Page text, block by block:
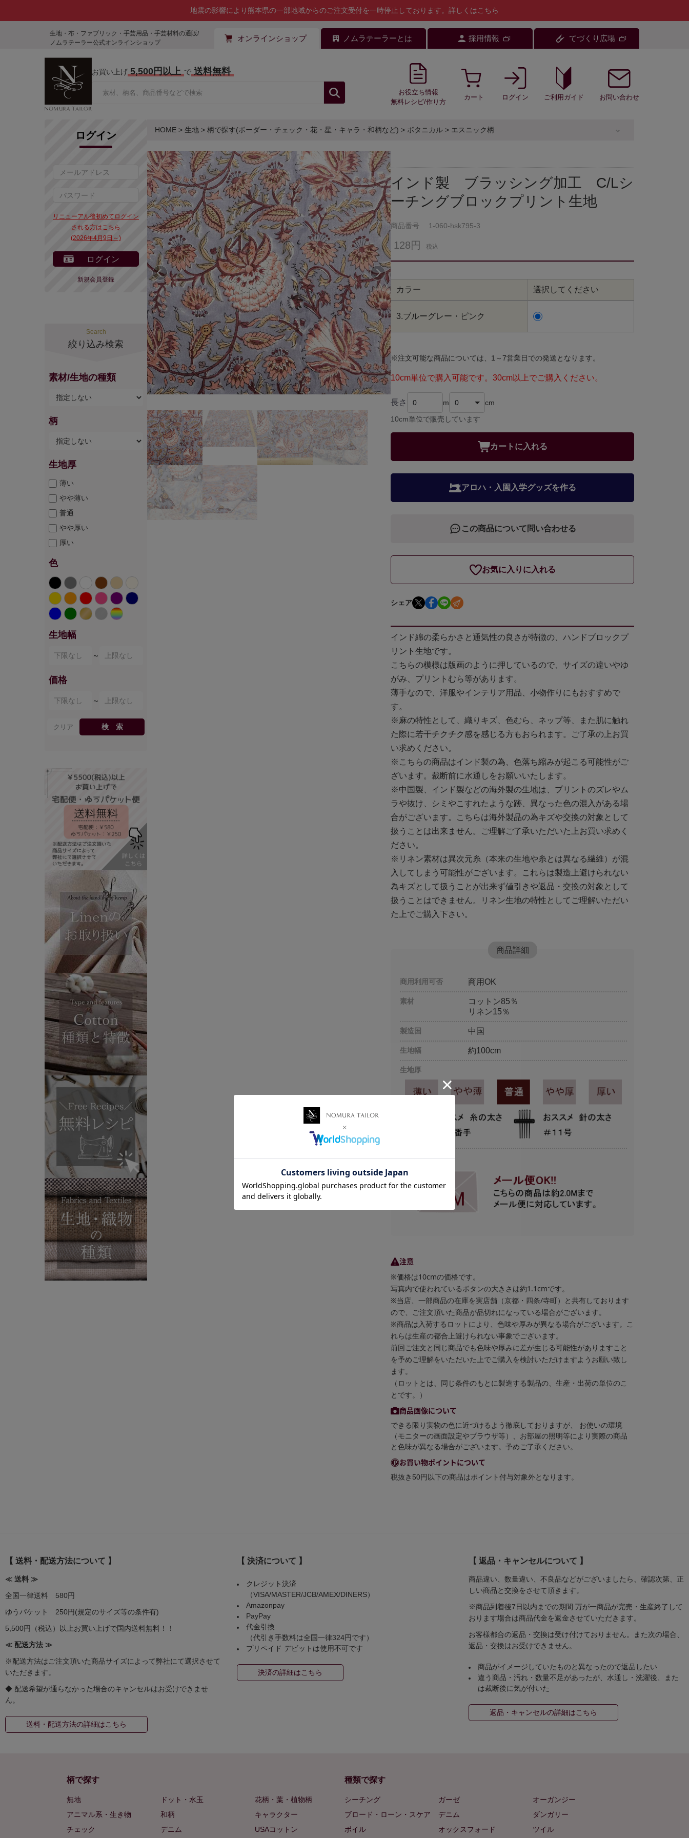
地震の影響により熊本県の一部地域からのご注文受付を一時停止しております。 詳しくはこちら
生地・布・ファブリック・手芸用品・手芸材料の通販/
ノムラテーラー公式オンラインショップ
オンラインショップ ノムラテーラーとは 採用情報 てづくり広場
お買い上げ 5,500円以上 で 送料無料
お役立ち情報
無料レシピ/作り方
カート ログイン ご利用ガイド お問い合わせ
ログイン
リニューアル後初めてログイン
される方はこちら
(2026年4月9日～)
ログイン
新規会員登録
Search
絞り込み検索
素材/生地の種類
柄
生地厚
薄い
やや薄い
普通
やや厚い
厚い
色
生地幅
～
価格
～
クリア 検 索
HOME > 生地 > 柄で探す(ボーダー・チェック・花・星・キャラ・和柄など) > ボタニカル > エスニック柄
前へ 次へ
インド製 ブラッシング加工 C/Lシ
ーチングブロックプリント生地
商品番号 1-060-hsk795-3
128円 税込
カラー 選択してください
3.ブルーグレー・ピンク
※注文可能な商品については、1～7営業日での発送となります。
10cm単位で購入可能です。30cm以上でご購入ください。
長さ m cm
10cm単位で販売しています
カートに入れる
アロハ・入園入学グッズを作る
この商品について問い合わせる
お気に入りに入れる
シェア
インド綿の柔らかさと通気性の良さが特徴の、ハンドブロックプ
リント生地です。
こちらの模様は版画のように押しているので、サイズの違いやゆ
がみ、プリントむら等があります。
薄手なので、洋服やインテリア用品、小物作りにもおすすめで
す。
※麻の特性として、織りキズ、色むら、ネップ等、また肌に触れ
た際に若干チクチク感を感じる方もおられます。ご了承の上お買
い求めください。
※こちらの商品はインド製の為、色落ち縮みが起こる可能性がご
ざいます。裁断前に水通しをお願いいたします。
※中国製、インド製などの海外製の生地は、プリントのズレやム
ラや抜け、シミやこすれたような跡、異なった色の混入がある場
合がございます。こちらは海外製品の為キズや交換の対象として
扱うことは出来ません。ご理解ご了承いただいた上お買い求めく
ださい。
※リネン素材は異次元糸（本来の生地や糸とは異なる繊維）が混
入してしまう可能性がございます。これらは製造上避けられない
為キズとして扱うことが出来ず値引きや返品・交換の対象として
扱うことはできません。リネン生地の特性としてご理解いただい
た上でご購入下さい。
商品詳細
商用利用可否 商用OK
素材
コットン85％
リネン15％
製造国 中国
生地幅 約100cm
生地厚
メール便
注意
※価格は10cmの価格です。
写真内で使われているボタンの大きさは約1.1cmです。
※当店、一部商品の在庫を実店舗（京都・四条/寺町）と共有しております
ので、ご注文頂いた商品が品切れになっている場合がございます。
※商品は入荷するロットにより、色味や厚みが異なる場合がございます。こ
れらは生産の都合上避けられない事象でございます。
前回ご注文と同じ商品でも色味や厚みに差が生じる可能性がありますこと
を予めご理解をいただいた上でご購入を検討いただけますようお願い致し
ます。
（ロットとは、同じ条件のもとに製造する製品の、生産・出荷の単位のこ
とです。）
商品画像について
できる限り実物の色に近づけるよう徹底しておりますが、 お使いの環境
（モニターの画面設定やブラウザ等）、お部屋の照明等により実際の商品
と色味が異なる場合がございます。予めご了承ください。
お買い物ポイントについて
税抜き50円以下の商品はポイント付与対象外となります。
【 送料・配送方法について 】
≪ 送料 ≫
全国一律送料 580円
ゆうパケット 250円(規定のサイズ等の条件有)
5,500円（税込）以上お買い上げで国内送料無料！！
≪ 配送方法 ≫
※配送方法はご注文頂いた商品サイズによって弊社にて選択させて
いただきます。
◆ 配送希望が通らなかった場合のキャンセルはお受けできませ
ん。
送料・配送方法の詳細はこちら
【 決済について 】
クレジット決済
（VISA/MASTER/JCB/AMEX/DINERS）
Amazonpay
PayPay
代金引換
（代引き手数料は全国一律324円です）
プリペイド デビットは使用不可です
決済の詳細はこちら
【 返品・キャンセルについて 】
商品違い、数量違い、不良品などがございましたら、確認次第、正
しい商品と交換をさせて頂きます。
※商品到着後7日以内までの期間 万が一商品が完売・生産終了して
おります場合は商品代金を返金させていただきます。
お客様都合の返品・交換は受け付けておりません。また次の場合、
返品・交換はお受けできません。
商品がイメージしていたものと異なったので返品したい
違う商品・汚れ・数量不足があったが、水通し・洗濯後、また
は裁断後に気が付いた
返品・キャンセルの詳細はこちら
柄で探す
無地 ドット・水玉
花柄・葉・植物柄
アニマル系・生き物
和柄
キャラクター
チェック
デニム USAコットン
種類で探す
シーチング ガーゼ
オーガンジー
ブロード・ローン・スケア
デニム
ダンガリー
ボイル
オックスフォード ツイル